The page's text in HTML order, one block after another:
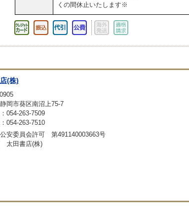
くの間休止いたします※
(株)
岡市葵区南沼上75-7
054-263-7509
054-263-7510
安委員会許可 第491140003663号
太田書店(株)